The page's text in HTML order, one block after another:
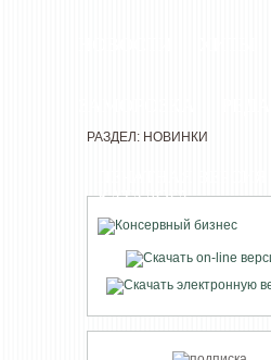
КАТАЛОГА
РАЗДЕЛ: НОВИНКИ